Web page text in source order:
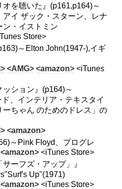
を聴いた』(p161,p164)～
アイ ザック・スターン、レナ
ン・イストミン
Store>
～Elton John(1947-),イギ
<AMG> <amazon> <iTunes
ッション』(p164)～
、インテリア・テキスタイ
ーちゃん のためのドレス」の
<amazon>
～Pink Floyd、プログレ
<amazon> <iTunes Store>
ーフズ・アップ」』
Up"(1971)
<amazon> <iTunes Store>